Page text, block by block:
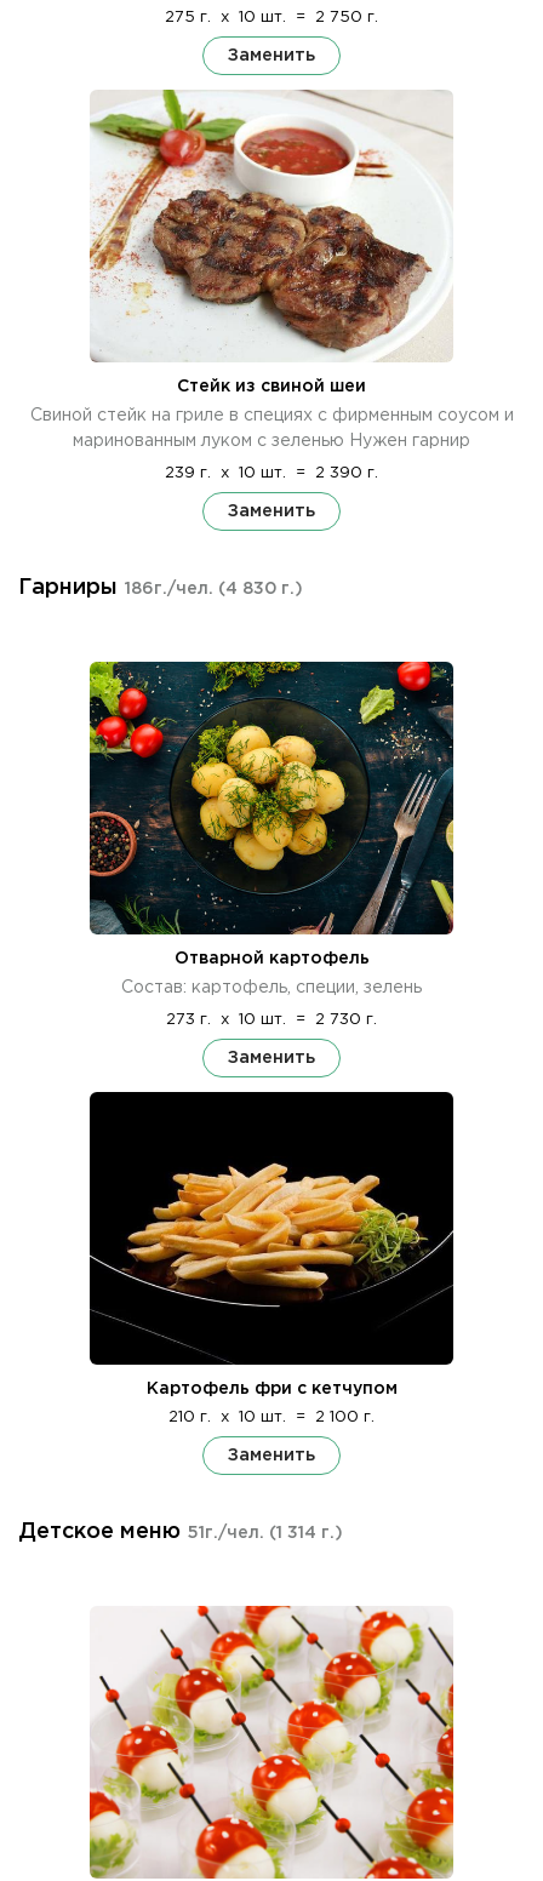
275 г. x 10 шт. = 2 750 г.
Заменить
Стейк из свиной шеи
Свиной стейк на гриле в специях с фирменным соусом и
маринованным луком с зеленью Нужен гарнир
239 г. x 10 шт. = 2 390 г.
Заменить
Гарниры 186г./чел. (4 830 г.)
Отварной картофель
Состав: картофель, специи, зелень
273 г. x 10 шт. = 2 730 г.
Заменить
Картофель фри с кетчупом
210 г. x 10 шт. = 2 100 г.
Заменить
Детское меню 51г./чел. (1 314 г.)